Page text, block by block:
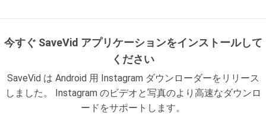
今すぐ SaveVid アプリケーションをインストールして
ください
SaveVid は Android 用 Instagram ダウンローダーをリリース
しました。 Instagram のビデオと写真のより高速なダウンロ
ードをサポートします。